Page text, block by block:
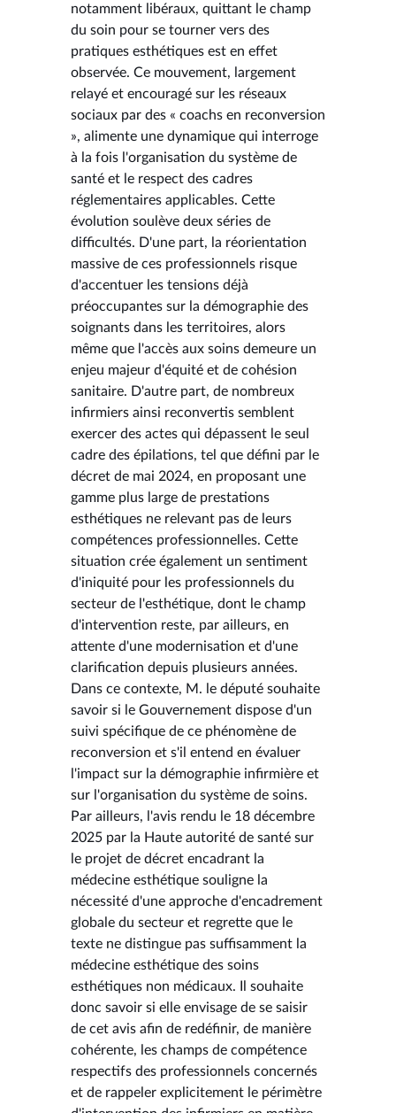
notamment libéraux, quittant le champ
du soin pour se tourner vers des
pratiques esthétiques est en effet
observée. Ce mouvement, largement
relayé et encouragé sur les réseaux
sociaux par des « coachs en reconversion
», alimente une dynamique qui interroge
à la fois l'organisation du système de
santé et le respect des cadres
réglementaires applicables. Cette
évolution soulève deux séries de
difficultés. D'une part, la réorientation
massive de ces professionnels risque
d'accentuer les tensions déjà
préoccupantes sur la démographie des
soignants dans les territoires, alors
même que l'accès aux soins demeure un
enjeu majeur d'équité et de cohésion
sanitaire. D'autre part, de nombreux
infirmiers ainsi reconvertis semblent
exercer des actes qui dépassent le seul
cadre des épilations, tel que défini par le
décret de mai 2024, en proposant une
gamme plus large de prestations
esthétiques ne relevant pas de leurs
compétences professionnelles. Cette
situation crée également un sentiment
d'iniquité pour les professionnels du
secteur de l'esthétique, dont le champ
d'intervention reste, par ailleurs, en
attente d'une modernisation et d'une
clarification depuis plusieurs années.
Dans ce contexte, M. le député souhaite
savoir si le Gouvernement dispose d'un
suivi spécifique de ce phénomène de
reconversion et s'il entend en évaluer
l'impact sur la démographie infirmière et
sur l'organisation du système de soins.
Par ailleurs, l'avis rendu le 18 décembre
2025 par la Haute autorité de santé sur
le projet de décret encadrant la
médecine esthétique souligne la
nécessité d'une approche d'encadrement
globale du secteur et regrette que le
texte ne distingue pas suffisamment la
médecine esthétique des soins
esthétiques non médicaux. Il souhaite
donc savoir si elle envisage de se saisir
de cet avis afin de redéfinir, de manière
cohérente, les champs de compétence
respectifs des professionnels concernés
et de rappeler explicitement le périmètre